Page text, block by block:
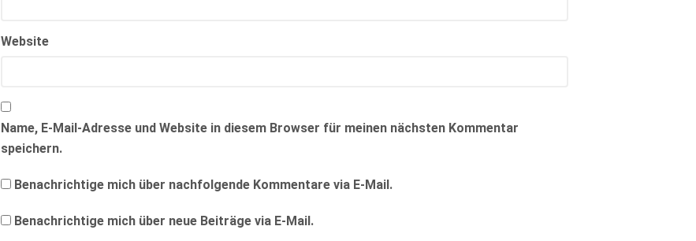
Website
Name, E-Mail-Adresse und Website in diesem Browser für meinen nächsten Kommentar
speichern.
Benachrichtige mich über nachfolgende Kommentare via E-Mail.
Benachrichtige mich über neue Beiträge via E-Mail.